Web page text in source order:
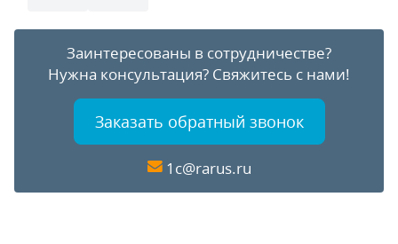
Заинтересованы в сотрудничестве?
Нужна консультация? Свяжитесь с нами!
Заказать обратный звонок
1c@rarus.ru